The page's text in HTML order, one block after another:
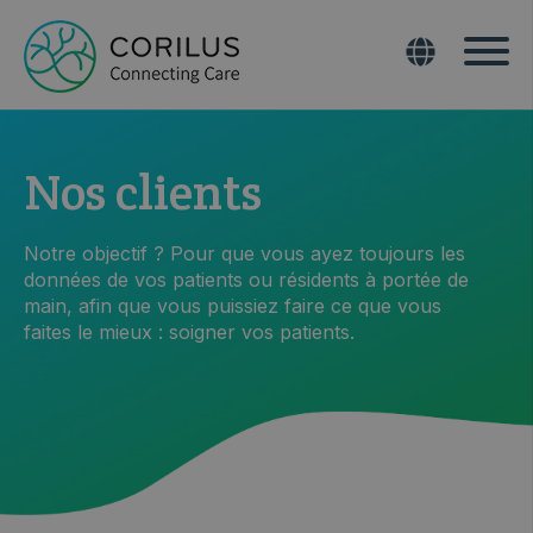
Nos clients
Notre objectif ? Pour que vous ayez toujours les
données de vos patients ou résidents à portée de
main, afin que vous puissiez faire ce que vous
faites le mieux : soigner vos patients.